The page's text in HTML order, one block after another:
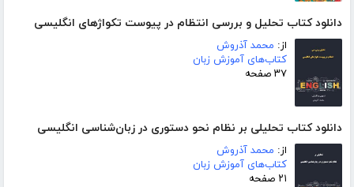
دانلود کتاب تحلیل و بررسی انتظام در پیوست تکواژهای انگلیسی
از: محمد آذروش
کتاب‌های آموزش زبان
۳۷ صفحه
دانلود کتاب تحلیلی بر نظام نحو دستوری در زبان‌شناسی انگلیسی
از: محمد آذروش
کتاب‌های آموزش زبان
۲۱ صفحه